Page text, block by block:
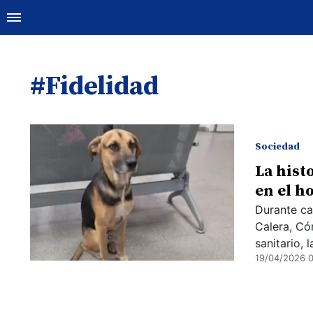
#Fidelidad
Sociedad
La
en el
Durante
Calera,
sanitario,
19/04/2026